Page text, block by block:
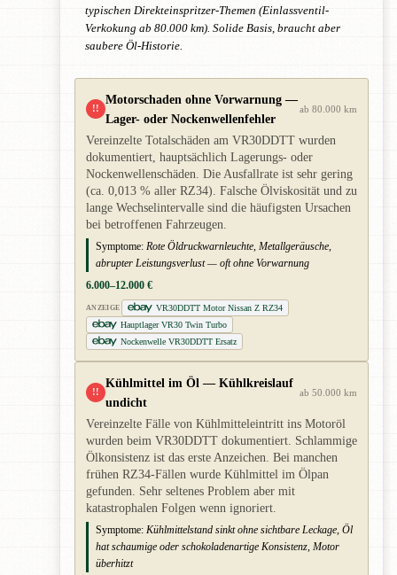
typischen Direkteinspritzer-Themen (Einlassventil-
Verkokung ab 80.000 km). Solide Basis, braucht aber
saubere Öl-Historie.
!!
Motorschaden ohne Vorwarnung —
Lager- oder Nockenwellenfehler
ab 80.000 km
Vereinzelte Totalschäden am VR30DDTT wurden
dokumentiert, hauptsächlich Lagerungs- oder
Nockenwellenschäden. Die Ausfallrate ist sehr gering
(ca. 0,013 % aller RZ34). Falsche Ölviskosität und zu
lange Wechselintervalle sind die häufigsten Ursachen
bei betroffenen Fahrzeugen.
Symptome: Rote Öldruckwarnleuchte, Metallgeräusche,
abrupter Leistungsverlust — oft ohne Vorwarnung
6.000–12.000 €
ANZEIGE
VR30DDTT Motor Nissan Z RZ34
Hauptlager VR30 Twin Turbo
Nockenwelle VR30DDTT Ersatz
!!
Kühlmittel im Öl — Kühlkreislauf
undicht
ab 50.000 km
Vereinzelte Fälle von Kühlmitteleintritt ins Motoröl
wurden beim VR30DDTT dokumentiert. Schlammige
Ölkonsistenz ist das erste Anzeichen. Bei manchen
frühen RZ34-Fällen wurde Kühlmittel im Ölpan
gefunden. Sehr seltenes Problem aber mit
katastrophalen Folgen wenn ignoriert.
Symptome: Kühlmittelstand sinkt ohne sichtbare Leckage, Öl
hat schaumige oder schokoladenartige Konsistenz, Motor
überhitzt